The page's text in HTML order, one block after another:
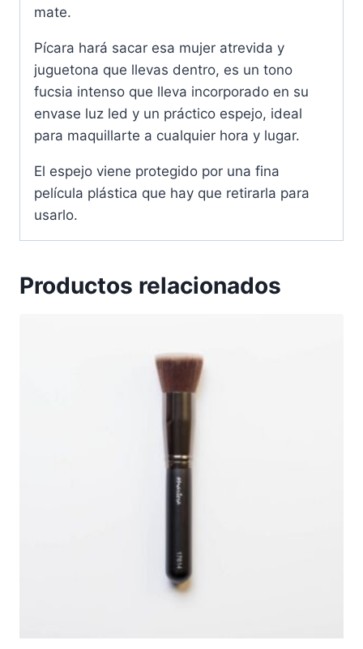
mate.
Pícara hará sacar esa mujer atrevida y
juguetona que llevas dentro, es un tono
fucsia intenso que lleva incorporado en su
envase luz led y un práctico espejo, ideal
para maquillarte a cualquier hora y lugar.
El espejo viene protegido por una fina
película plástica que hay que retirarla para
usarlo.
Productos relacionados